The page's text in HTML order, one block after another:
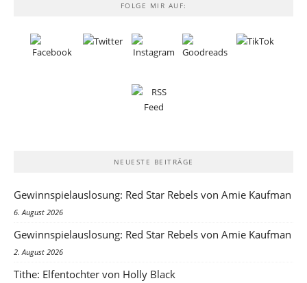
FOLGE MIR AUF:
NEUESTE BEITRÄGE
Gewinnspielauslosung: Red Star Rebels von Amie Kaufman
6. August 2026
Gewinnspielauslosung: Red Star Rebels von Amie Kaufman
2. August 2026
Tithe: Elfentochter von Holly Black